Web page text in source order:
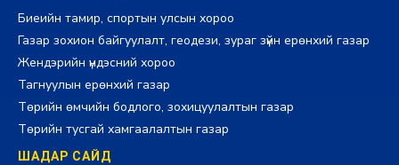
Биеийн тамир, спортын улсын хороо
Газар зохион байгуулалт, геодези, зураг зүйн ерөнхий газар
Жендэрийн үндэсний хороо
Тагнуулын ерөнхий газар
Төрийн өмчийн бодлого, зохицуулалтын газар
Төрийн тусгай хамгаалалтын газар
ШАДАР САЙД